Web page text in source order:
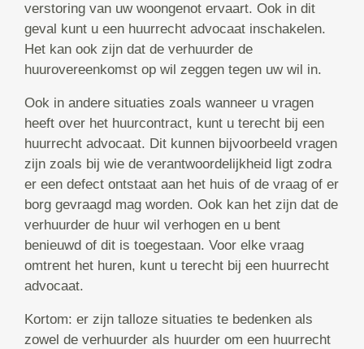
verstoring van uw woongenot ervaart. Ook in dit
geval kunt u een huurrecht advocaat inschakelen.
Het kan ook zijn dat de verhuurder de
huurovereenkomst op wil zeggen tegen uw wil in.
Ook in andere situaties zoals wanneer u vragen
heeft over het huurcontract, kunt u terecht bij een
huurrecht advocaat. Dit kunnen bijvoorbeeld vragen
zijn zoals bij wie de verantwoordelijkheid ligt zodra
er een defect ontstaat aan het huis of de vraag of er
borg gevraagd mag worden. Ook kan het zijn dat de
verhuurder de huur wil verhogen en u bent
benieuwd of dit is toegestaan. Voor elke vraag
omtrent het huren, kunt u terecht bij een huurrecht
advocaat.
Kortom: er zijn talloze situaties te bedenken als
zowel de verhuurder als huurder om een huurrecht